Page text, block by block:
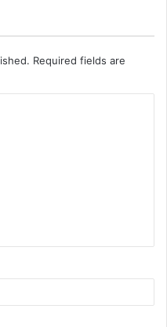
Required fields are